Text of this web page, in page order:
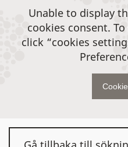
Unable to display
cookies consent.
click “cookies